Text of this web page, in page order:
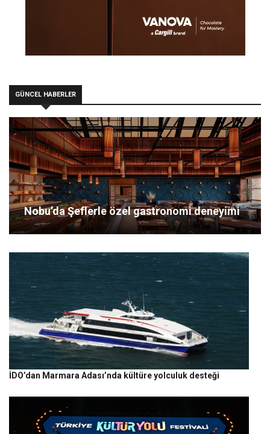
GÜNCEL HABERLER
Nobu’da Şeflerle özel gastronomi deneyimi
İDO’dan Marmara Adası’nda kültüre yolculuk desteği